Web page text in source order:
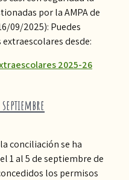
por la AMPA de
09/2025): Puedes
desde:
2025-26
conciliación se ha
1 al 5 de septiembre de
los permisos